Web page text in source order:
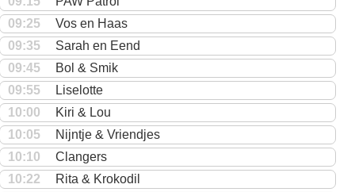
09:25
Vos en Haas
09:35
Sarah en Eend
09:45
Bol & Smik
09:55
Liselotte
10:00
Kiri & Lou
10:05
Nijntje & Vriendjes
10:10
Clangers
10:22
Rita & Krokodil